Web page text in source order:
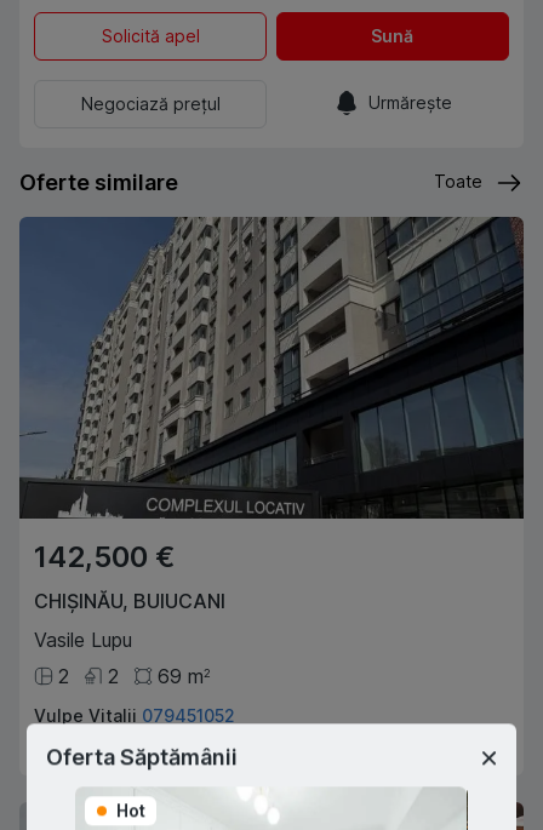
Solicită apel Sună
Negociază prețul Urmărește
Oferte similare Toate
142,500 €
CHIȘINĂU, BUIUCANI
Vasile Lupu
2
2 69 m2
Vulpe Vitalii 079451052
Agent imobiliar
Oferta Săptămânii
Hot Hot